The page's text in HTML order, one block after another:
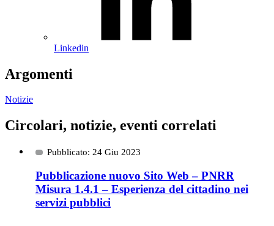
Linkedin
Argomenti
Notizie
Circolari, notizie, eventi correlati
Pubblicato: 24 Giu 2023
Pubblicazione nuovo Sito Web – PNRR
Misura 1.4.1 – Esperienza del cittadino nei
servizi pubblici